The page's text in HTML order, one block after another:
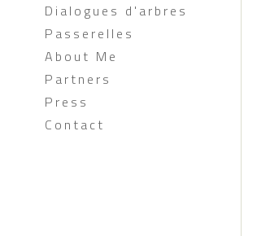
Dialogues d'arbres
Passerelles
About Me
Partners
Press
Contact